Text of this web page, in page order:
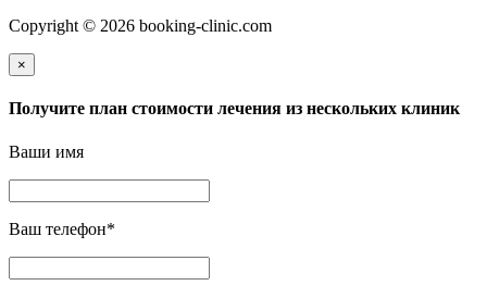
Copyright © 2026 booking-clinic.com
×
Получите план стоимости лечения из нескольких клиник
Ваши имя
Ваш телефон*